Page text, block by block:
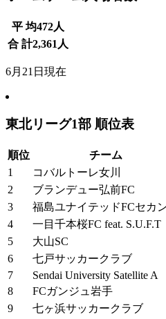
平 均472人
合 計2,361 人
6月21日現在
東北リーグ1部 順位表
順位 チーム
1
コバルトーレ女川
2
ブランデュー弘前FC
3
福島ユナイテッドFCセカ
4
一目千本桜FC feat. S.U.F.T
5
大山SC
6
七戸サッカークラブ
7
Sendai University Satellite A
8
FCガンジュ岩手
9
七ヶ浜サッカークラブ